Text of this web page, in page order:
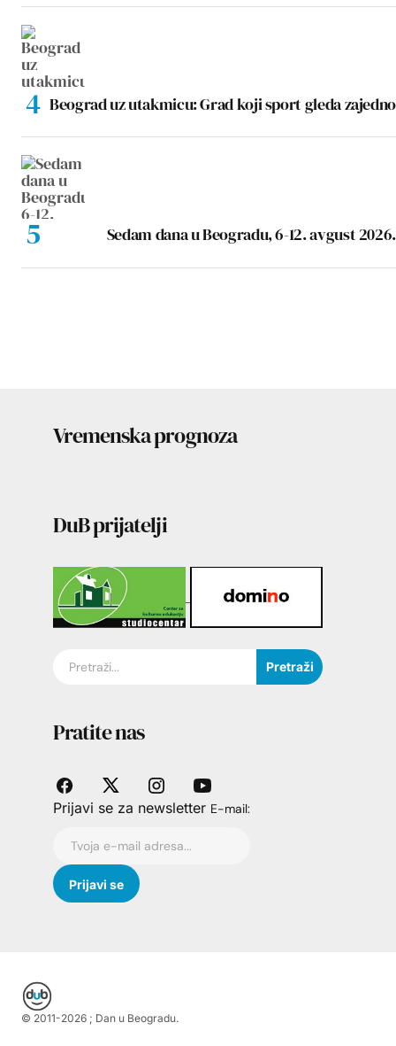
Beograd uz utakmicu: Grad koji sport gleda zajedno
Sedam dana u Beogradu, 6-12. avgust 2026.
Vremenska prognoza
DuB prijatelji
Pretraži
Pratite nas
Prijavi se za newsletter E-mail:
© 2011-2026 ; Dan u Beogradu.